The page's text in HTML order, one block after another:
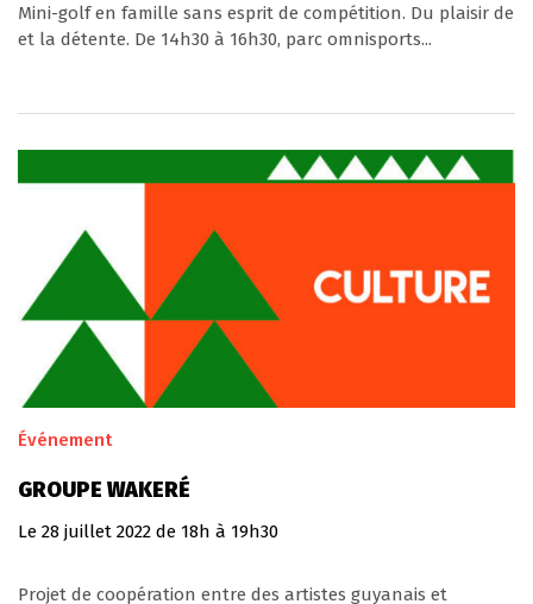
Mini-golf en famille sans esprit de compétition. Du plaisir de
et la détente. De 14h30 à 16h30, parc omnisports...
Événement
GROUPE WAKERÉ
Le 28 juillet 2022 de 18h à 19h30
Projet de coopération entre des artistes guyanais et